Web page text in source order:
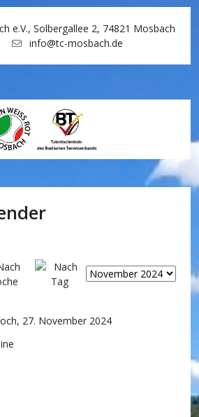
e.V., Solbergallee 2, 74821 Mosbach
info@tc-mosbach.de
27. November 2024